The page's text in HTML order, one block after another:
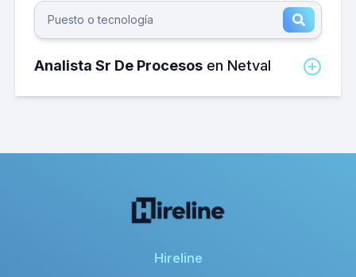
Analista Sr De Procesosen Netval
¿Cuánto gana un Analista Sr de
procesos en Netval al año?
salary_title en enterprise es de
Hireline